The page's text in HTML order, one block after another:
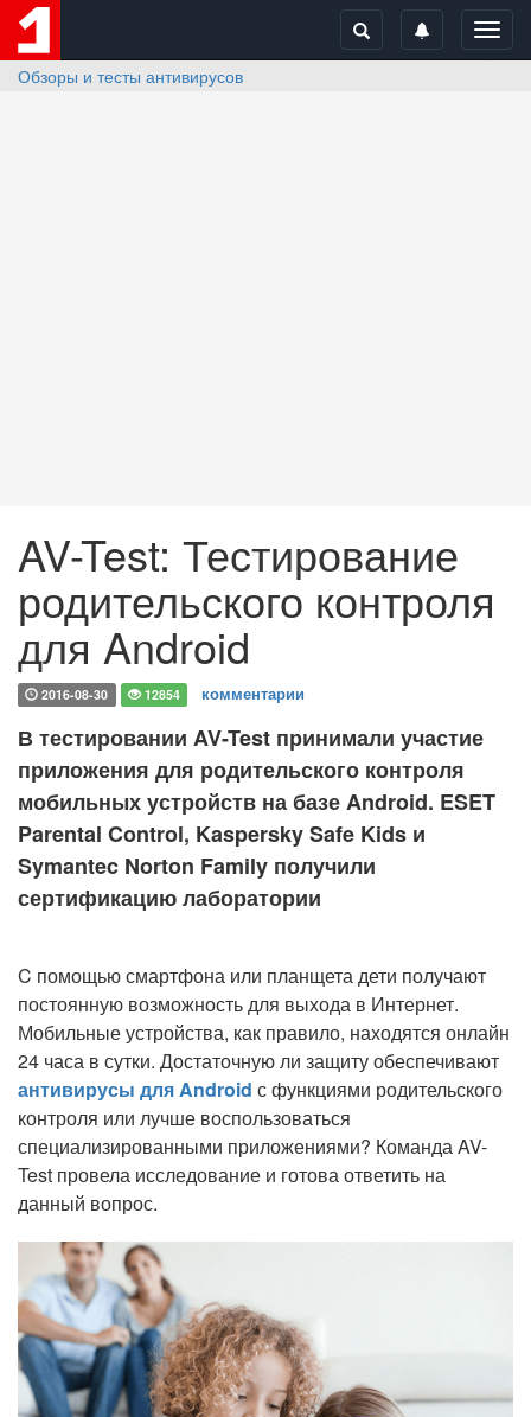
Обзоры и тесты антивирусов
AV-Test: Тестирование
родительского контроля
для Android
2016-08-30 12854 комментарии
В тестировании AV-Test принимали участие
приложения для родительского контроля
мобильных устройств на базе Android. ESET
Parental Control, Kaspersky Safe Kids и
Symantec Norton Family получили
сертификацию лаборатории
C помощью смартфона или планщета дети получают
постоянную возможность для выхода в Интернет.
Мобильные устройства, как правило, находятся онлайн
24 часа в сутки. Достаточную ли защиту обеспечивают
антивирусы для Android с функциями родительского
контроля или лучше воспользоваться
специализированными приложениями? Команда AV-
Test провела исследование и готова ответить на
данный вопрос.